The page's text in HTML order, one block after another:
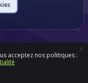
acceptez nos politiques :
x